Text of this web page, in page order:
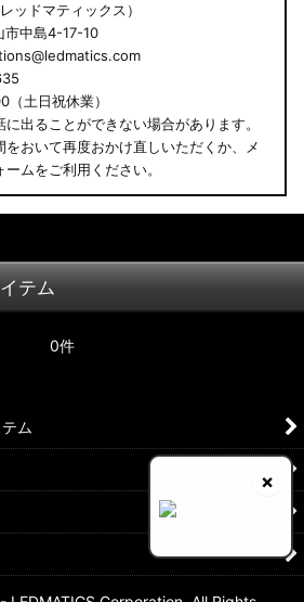
ッドマティックス）
中島4-17-10
土日祝休業）
出ることができない場合があります。
おいて再度おかけ直しいただくか、メ
ムをご利用ください。
×
テム
0件
ム